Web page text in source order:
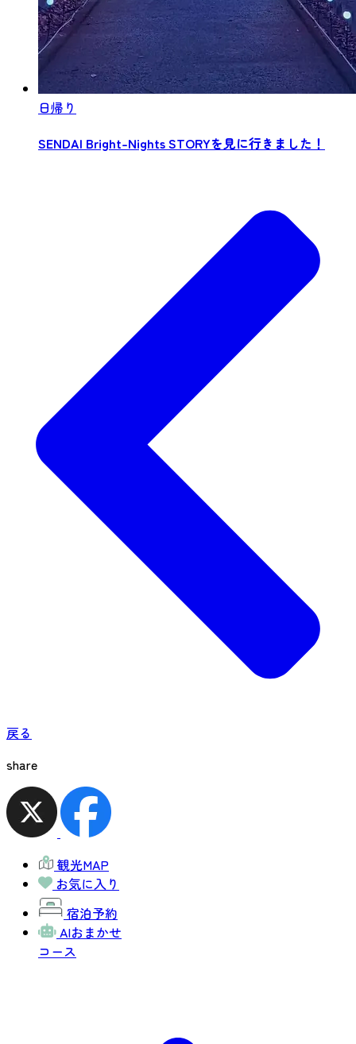
日帰り
SENDAI Bright-Nights STORYを見に行きました！
戻る
share
観光MAP
お気に入り
宿泊予約
AIおまかせ
コース